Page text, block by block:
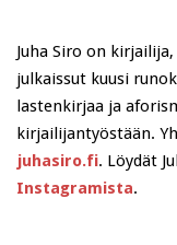
Juha Siro on
julkaissut kuusi
lastenkirjaa ja
kirjailijantyöstään.
juhasiro.fi. Löydät
Instagramista.